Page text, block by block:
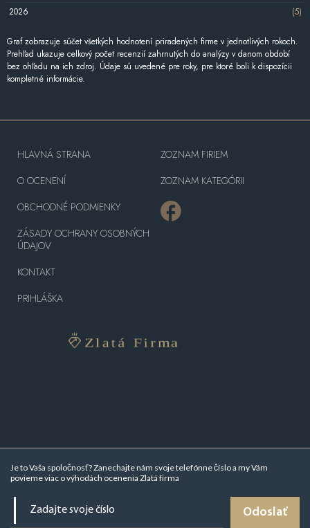
2026
(5)
Graf zobrazuje súčet všetkých hodnotení priradených firme v jednotlivých rokoch.
Prehľad ukazuje celkový počet recenzií zahrnutých do analýzy v danom období
bez ohľadu na ich zdroj. Údaje sú uvedené pre roky, pre ktoré boli k dispozícii
kompletné informácie.
Je to Vaša spoločnosť? Zanechajte nám svoje telefónne číslo a my Vám
povieme viac ovýhodách ocenenia Zlatá firma
Odoslať
HLAVNÁ STRANA
O OCENENÍ
OBCHODNÉ PODMIENKY
ZÁSADY OCHRANY OSOBNÝCH
ÚDAJOV
KONTAKT
PRIHLÁŠKA
ZOZNAM FIRIEM
ZOZNAM KATEGÓRII